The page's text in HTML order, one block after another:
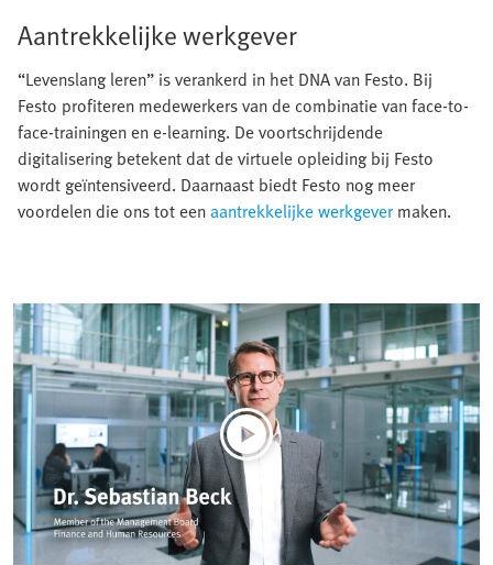
Aantrekkelijke werkgever
“Levenslang leren” is verankerd in het DNA van Festo. Bij
Festo profiteren medewerkers van de combinatie van face-to-
face-trainingen en e-learning. De voortschrijdende
digitalisering betekent dat de virtuele opleiding bij Festo
wordt geïntensiveerd. Daarnaast biedt Festo nog meer
voordelen die ons tot eenaantrekkelijke werkgever maken.